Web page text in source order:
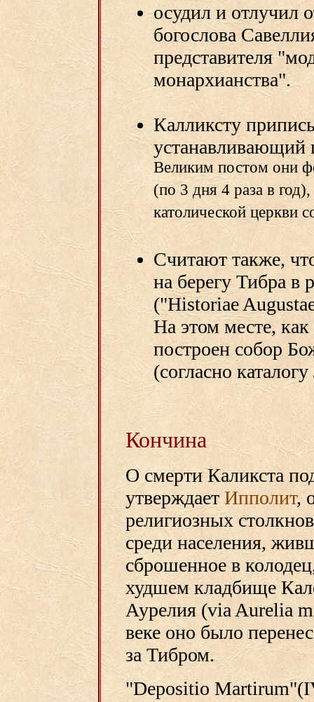
осудил и отлучил
богослова
представителя
монархианства".
Калликсту
устанавливающий
Великим постом они
(по 3 дня 4 раза в
католической церкви
Считают также,
на берегу Тибра в
("Historiae
На этом месте,
построен собор
(согласно
Кончина
О смерти Каликста
утверждает Ипполит,
религиозных
среди населения,
сброшенное в
худшем кладбище
Аурелия (via Aurelia
веке оно было
за Тибром.
"Depositio